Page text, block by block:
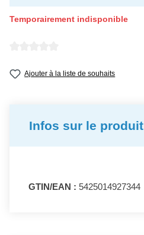
Temporairement indisponible
Ajouter à la liste de souhaits
Infos sur le produit
GTIN/EAN : 5425014927344